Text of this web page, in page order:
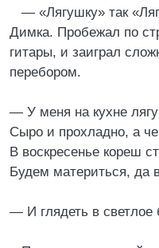
— «Лягушку» так
Димка. Пробежал по
гитары, и заиграл
перебором.
— У меня на кухне
Сыро и прохладно, а
В воскресенье кореш
Будем материться, да
— И глядеть в